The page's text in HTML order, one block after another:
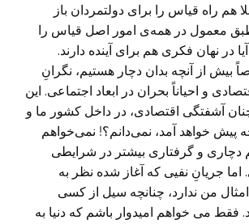
هم راه قیاس را برای دولتمردان باز
معمول در همه‌ی امور اصل قیاس را
در نهان فکری هم برای آینده دارند.
بیش از آنچه بدان دچار هستیم، نگرانِ
و احیاناً بحران در ابعاد اجتماعی. این
آشفتگی اقتصادی، در داخل کشور ما و
خواهد آمد، نمی‌دانم؟! نمی‌خواهم
دچاری و گرفتاری بیشتر در شرایطی
اما جریانِ نفیی که آغاز شده نظر به
من ندارد، چنانچه سیل از کسی
می خواهم امیدوار باشم که دنیا به